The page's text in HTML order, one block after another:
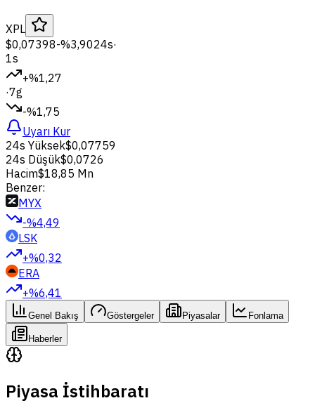
XPL
$0,07398-%3,9024s·
1s
+%1,27
·7g
-%1,75
Uyarı Kur
24s Yüksek$0,07759
24s Düşük$0,0726
Hacim$18,85 Mn
Benzer:
MYX
-%4,49
LSK
+%0,32
ERA
+%6,41
Genel Bakış Göstergeler Piyasalar Fonlama
Haberler
Piyasa İstihbaratı